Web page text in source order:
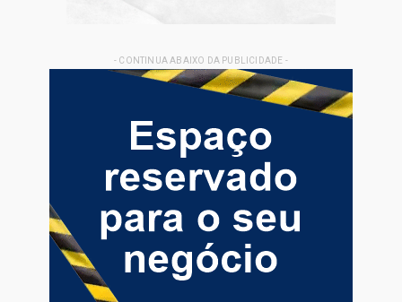
- CONTINUA ABAIXO DA PUBLICIDADE -